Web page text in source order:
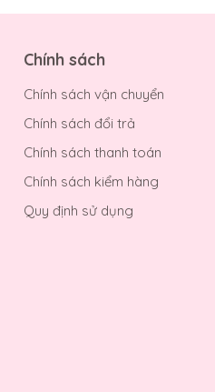
Chính sách
Chính sách vận chuyển
Chính sách đổi trả
Chính sách thanh toán
Chính sách kiểm hàng
Quy định sử dụng